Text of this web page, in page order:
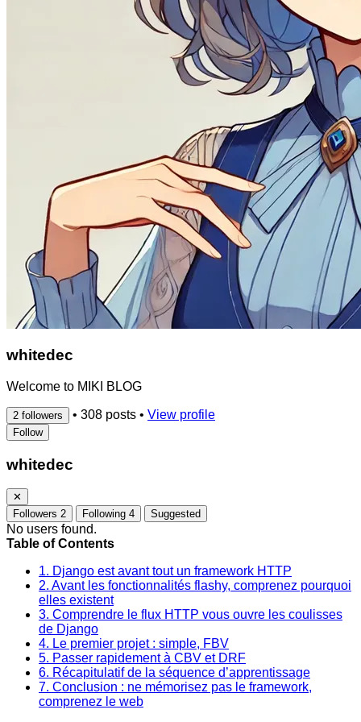
whitedec
Welcome to MIKI BLOG
2 followers • 308 posts • View profile
Follow
whitedec
✕
Followers 2 Following 4 Suggested
No users found.
Table of Contents
1. Django est avant tout un framework HTTP
2. Avant les fonctionnalités flashy, comprenez pourquoi
elles existent
3. Comprendre le flux HTTP vous ouvre les coulisses
de Django
4. Le premier projet : simple, FBV
5. Passer rapidement à CBV et DRF
6. Récapitulatif de la séquence d’apprentissage
7. Conclusion : ne mémorisez pas le framework,
comprenez le web